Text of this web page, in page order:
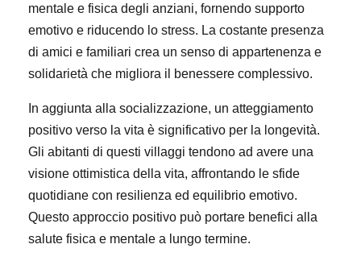
mentale e fisica degli anziani, fornendo supporto
emotivo e riducendo lo stress. La costante presenza
di amici e familiari crea un senso di appartenenza e
solidarietà che migliora il benessere complessivo.
In aggiunta alla socializzazione, un atteggiamento
positivo verso la vita è significativo per la longevità.
Gli abitanti di questi villaggi tendono ad avere una
visione ottimistica della vita, affrontando le sfide
quotidiane con resilienza ed equilibrio emotivo.
Questo approccio positivo può portare benefici alla
salute fisica e mentale a lungo termine.